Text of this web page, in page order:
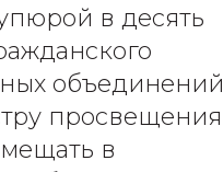
в десять
объединений
просвещения
в